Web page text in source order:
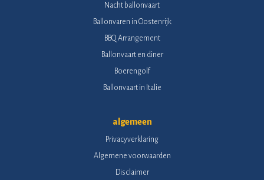
Nacht ballonvaart
Ballonvaren in Oostenrijk
BBQ Arrangement
Ballonvaart en diner
Boerengolf
Ballonvaart in Italie
algemeen
Privacyverklaring
Algemene voorwaarden
Disclaimer